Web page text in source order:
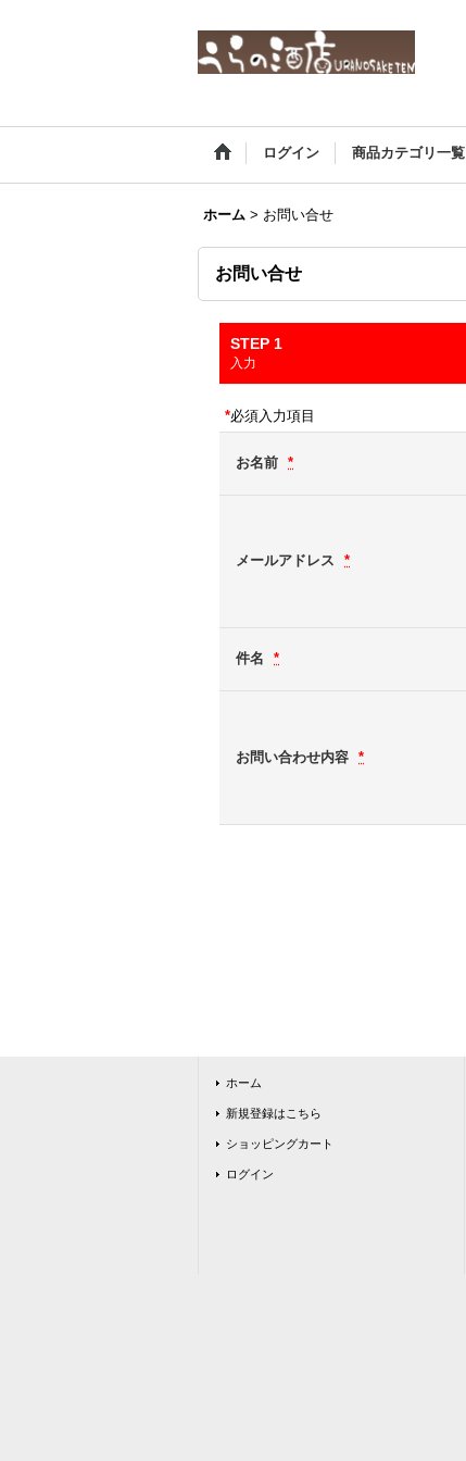
ログイン 商品カテゴリ一覧
ホーム > お問い合せ
お問い合せ
STEP 1
入力
*必須入力項目
お名前 *
メールアドレス *
件名 *
お問い合わせ内容 *
ホーム
新規登録はこちら
ショッピングカート
ログイン